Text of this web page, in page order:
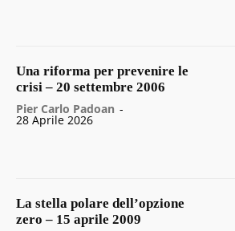
Una riforma per prevenire le
crisi – 20 settembre 2006
Pier Carlo Padoan -
28 Aprile 2026
La stella polare dell’opzione
zero – 15 aprile 2009